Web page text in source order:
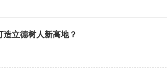
立德树人新高地？